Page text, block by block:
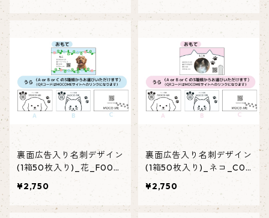
裏面広告入り名刺デザイン
(1箱50枚入り)_花_F003
¥2,750
裏面広告入り名刺デザイン
(1箱50枚入り)_ネコ_C00
1ad
¥2,750